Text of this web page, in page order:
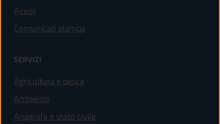
Avvisi
Comunicati stampa
SERVIZI
Agricoltura e pesca
Ambiente
Anagrafe e stato civile